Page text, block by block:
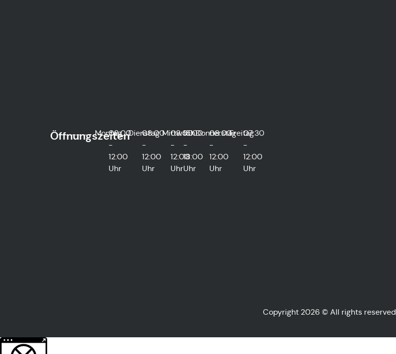
Öffnungszeiten
Montag
08:00
-
12:00
Uhr
Dienstag
08:00
-
12:00
Uhr
Mittwoch
08:00
-
12:00
Uhr
15:00
-
18:00
Uhr
Donnerstag
08:00
-
12:00
Uhr
Freitag07:30
-
12:00
Uhr
Copyright 2026 © All rights reserved.
Weitere Informationen über den gesperrten Inhalt.